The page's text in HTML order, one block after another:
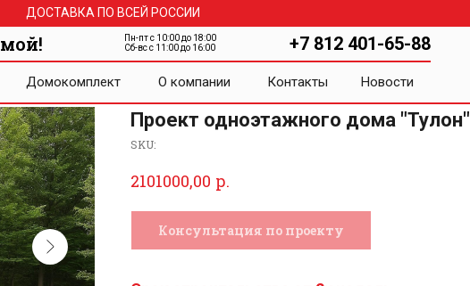
Пн-пт с 10:00 до 18:00
Сб-вс с 11:00 до 16:00
+7 812 401-65-88
Домокомплект Новости
О компании Контакты
ДОСТАВКА ПО ВСЕЙ РОССИИ
Проект одноэтажного дома "Тулон"
SKU:
2101000,00 р.
Консультация по проекту